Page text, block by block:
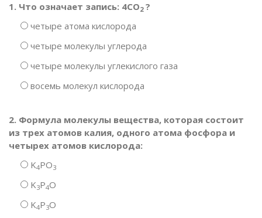
1. Что означает запись: 4CO2?
четыре атома кислорода
четыре молекулы углерода
четыре молекулы углекислого газа
восемь молекул кислорода
2. Формула молекулы вещества, которая состоит
из трех атомов калия, одного атома фосфора и
четырех атомов кислорода:
K4PO3
K3P4O
K4P3O